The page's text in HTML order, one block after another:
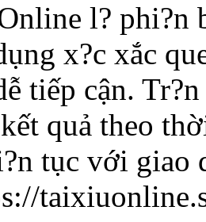
l? phi?n
x?c xắc
tiếp cận.
quả theo
tục với giao